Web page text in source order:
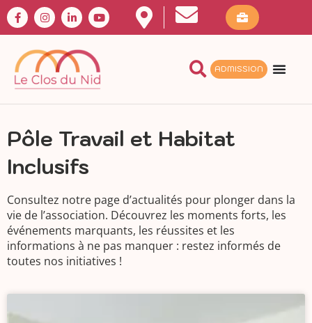
ADMISSION
Pôle Travail et Habitat
Inclusifs
Consultez notre page d’actualités pour plonger dans la
vie de l’association. Découvrez les moments forts, les
événements marquants, les réussites et les
informations à ne pas manquer : restez informés de
toutes nos initiatives !